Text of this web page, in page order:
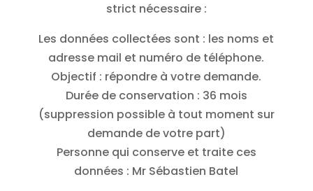
strict nécessaire :
Les données collectées sont : les noms et
adresse mail et numéro de téléphone.
Objectif : répondre à votre demande.
Durée de conservation : 36 mois
(suppression possible à tout moment sur
demande de votre part)
Personne qui conserve et traite ces
données : Mr Sébastien Batel